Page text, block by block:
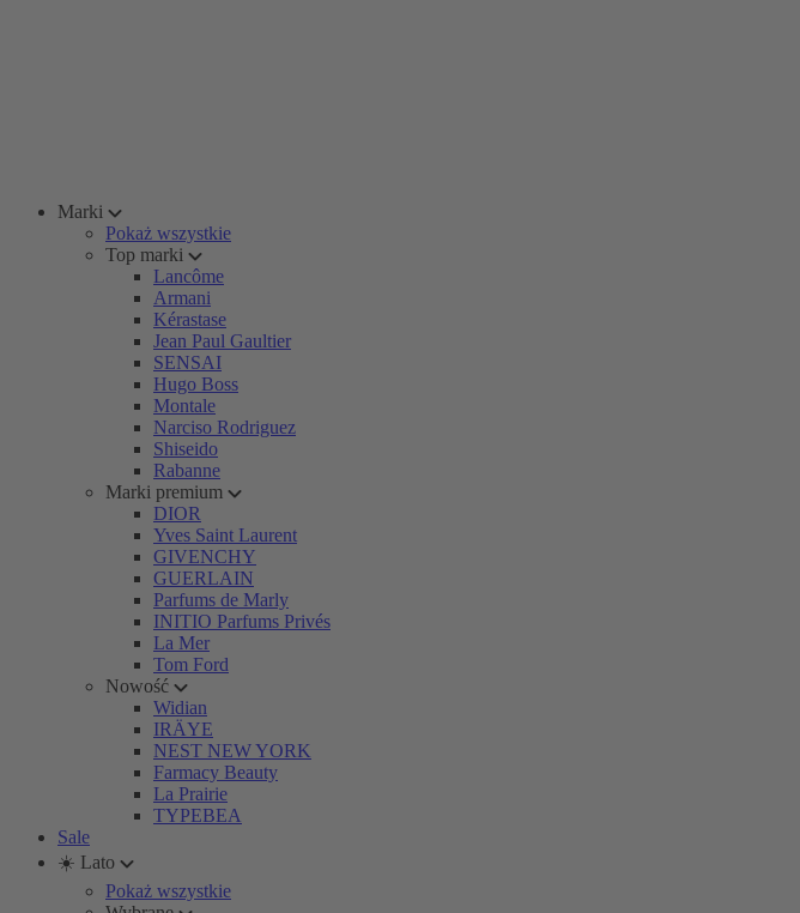
Marki
Pokaż wszystkie
Top marki
Lancôme
Armani
Kérastase
Jean Paul Gaultier
SENSAI
Hugo Boss
Montale
Narciso Rodriguez
Shiseido
Rabanne
Marki premium
DIOR
Yves Saint Laurent
GIVENCHY
GUERLAIN
Parfums de Marly
INITIO Parfums Privés
La Mer
Tom Ford
Nowość
Widian
IRÄYE
NEST NEW YORK
Farmacy Beauty
La Prairie
TYPEBEA
Sale
☀️ Lato
Pokaż wszystkie